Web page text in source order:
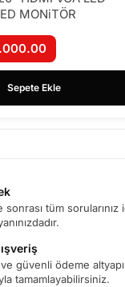
MONiTÖR
Sepete Ekle
sonrası tüm
güvenli ödeme
tamamlayabilirsiniz.